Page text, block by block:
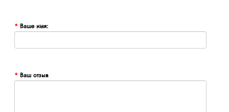
Ваше имя:
Ваш отзыв